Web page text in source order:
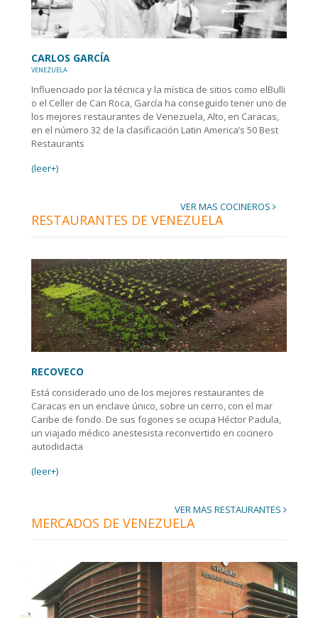
CARLOS GARCÍA
VENEZUELA
Influenciado por la técnica y la mística de sitios como elBulli
o el Celler de Can Roca, García ha conseguido tener uno de
los mejores restaurantes de Venezuela, Alto, en Caracas,
en el número 32 de la clasificación Latin America’s 50 Best
Restaurants
(leer+)
VER MAS COCINEROS
RESTAURANTES DE VENEZUELA
RECOVECO
Está considerado uno de los mejores restaurantes de
Caracas en un enclave único, sobre un cerro, con el mar
Caribe de fondo. De sus fogones se ocupa Héctor Padula,
un viajado médico anestesista reconvertido en cocinero
autodidacta
(leer+)
VER MAS RESTAURANTES
MERCADOS DE VENEZUELA